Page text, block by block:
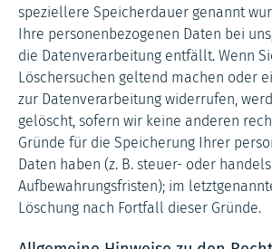
speziellere Speicherdauer genannt
Ihre personenbezogenen Daten bei
die Datenverarbeitung entfällt. Wenn
Löschersuchen geltend machen oder
zur Datenverarbeitung widerrufen,
gelöscht, sofern wir keine anderen
Gründe für die Speicherung Ihrer
Daten haben (z. B. steuer- oder
Aufbewahrungsfristen); im
Löschung nach Fortfall dieser Gründe.